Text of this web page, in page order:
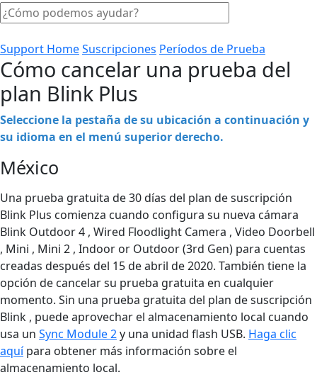
Support HomeSuscripciones Períodos de Prueba
Cómo cancelar una prueba del
plan Blink Plus
Seleccione la pestaña de su ubicación a continuación y
su idioma en el menú superior derecho.
México
Una prueba gratuita de 30 días del plan de suscripción
Blink Plus comienza cuando configura su nueva cámara
Blink Outdoor 4 , Wired Floodlight Camera , Video Doorbell
, Mini , Mini 2 , Indoor or Outdoor (3rd Gen) para cuentas
creadas después del 15 de abril de 2020. También tiene la
opción de cancelar su prueba gratuita en cualquier
momento. Sin una prueba gratuita del plan de suscripción
Blink , puede aprovechar el almacenamiento local cuando
usa un Sync Module 2y una unidad flash USB. Haga clic
aquípara obtener más información sobre el
almacenamiento local.